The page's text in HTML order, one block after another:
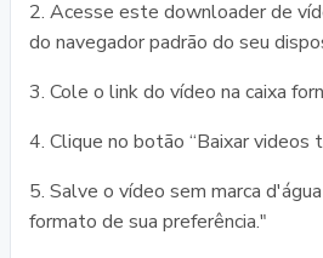
2. Acesse este downloader de
do navegador padrão do seu
3. Cole o link do vídeo na caixa
4. Clique no botão “Baixar videos
5. Salve o vídeo sem marca
formato de sua preferência."